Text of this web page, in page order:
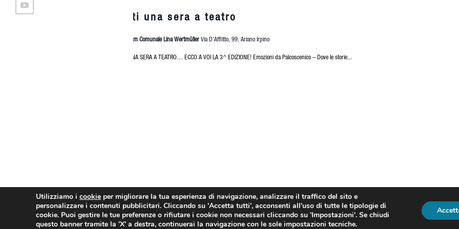
Metti una sera a teatro
Auditorium Comunale Lina Wertmüller Via D'Afflitto, 99, Ariano Irpino
METTI UNA SERA A TEATRO… ECCO A VOI LA 3^ EDIZIONE! Emozioni da Palcoscenico – Dove le storie...
© FERRARO GROUP SRL PI/CF IT02750270643 | designed by XD STUDIO |
Utilizziamo i cookie per migliorare la tua esperienza di navigazione, analizzare il traffico del sito e
personalizzare i contenuti pubblicitari. Cliccando su 'Accetta tutti', acconsenti all'uso di tutte le tipologie di
cookie. Puoi gestire le tue preferenze o rifiutare i cookie non necessari cliccando su 'Impostazioni'. Se chiudi
questo banner tramite la 'X' a destra, continuerai la navigazione con le sole impostazioni tecniche.